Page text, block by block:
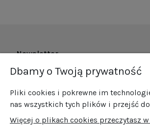
Newsletter
Zapisz się do naszego newslettera i bądź
promocjami!
Dbamy o Twoją prywatność
Pliki cookies i pokrewne im
nas wszystkich tych plików i przejść
Więcej o plikach cookies przeczytasz